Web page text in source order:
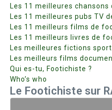
Les 11 meilleures chansons
Les 11 meilleures pubs TV
Les 11 meilleurs films de
Les 11 meilleurs livres de
Les meilleures fictions
Les meilleurs films
Qui es-tu, Footichiste ?
Who’s who
Le Footichiste sur